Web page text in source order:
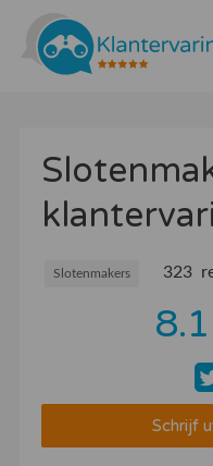
Tarieven
Bedrijven
Over ons
Slotenmakers 323
8.1
Schrijf